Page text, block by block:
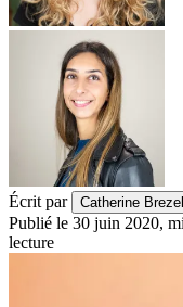
Écrit par Catherine
Publié le 30 juin 2020,
lecture